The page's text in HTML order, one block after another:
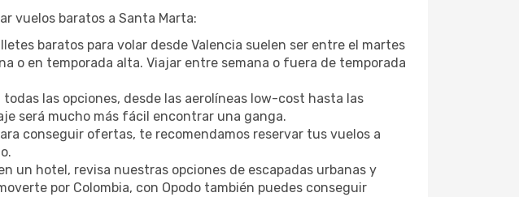
vuelos baratos a Santa Marta:
baratos para volar desde Valencia suelen ser entre el martes
o en temporada alta. Viajar entre semana o fuera de temporada
las opciones, desde las aerolíneas low-cost hasta las
será mucho más fácil encontrar una ganga.
conseguir ofertas, te recomendamos reservar tus vuelos a
un hotel, revisa nuestras opciones de escapadas urbanas y
por Colombia, con Opodo también puedes conseguir